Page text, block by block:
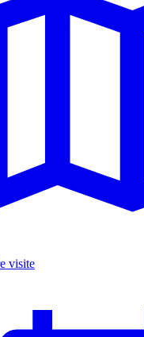
visite